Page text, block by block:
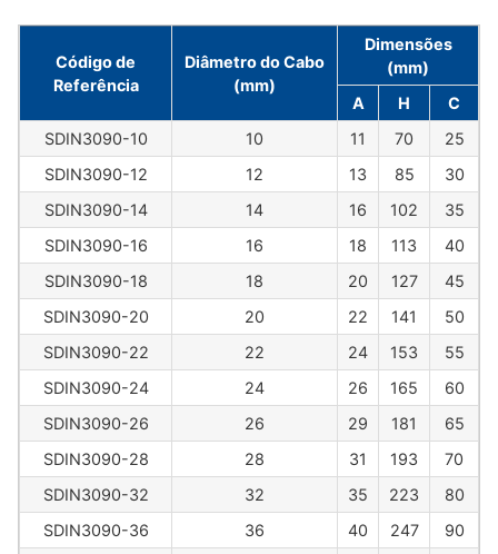
Código de
Referência
Diâmetro do Cabo
(mm)
Dimensões
(mm)
A
H
C
SDIN3090-10
10 11 70
25
SDIN3090-12
12 13 85
30
SDIN3090-14
14 16 102
35
SDIN3090-16
16 18 113
40
SDIN3090-18
18 20 127
45
SDIN3090-20
20 22 141
50
SDIN3090-22
22 24 153
55
SDIN3090-24
24 26 165
60
SDIN3090-26
26 29 181
65
SDIN3090-28
28 31 193
70
SDIN3090-32
32 35 223
80
SDIN3090-36
36 40 247
90